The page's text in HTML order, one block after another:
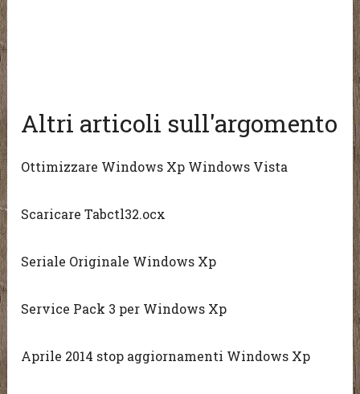
Altri articoli sull'argomento
Ottimizzare Windows Xp Windows Vista
Scaricare Tabctl32.ocx
Seriale Originale Windows Xp
Service Pack 3 per Windows Xp
Aprile 2014 stop aggiornamenti Windows Xp